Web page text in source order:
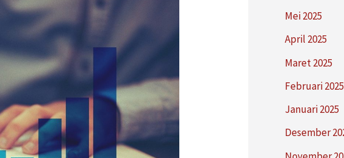
Mei 2025
April 2025
Maret 2025
Februari 2025
Januari 2025
Desember